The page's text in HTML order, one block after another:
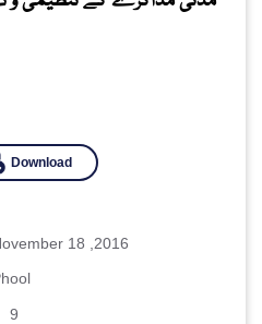
Download
18 ,2016
9